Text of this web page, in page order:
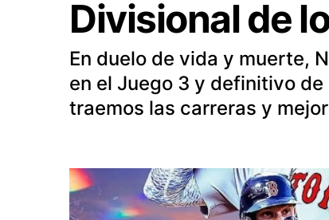
Divisional de
En duelo de vida y muerte,
en el Juego 3 y definitivo
traemos las carreras y